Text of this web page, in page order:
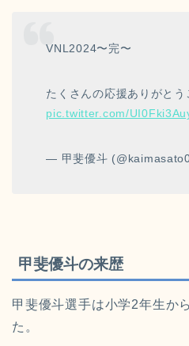
VNL2024〜完〜
たくさんの応援ありがとう
pic.twitter.com/
— 甲斐優斗
甲斐優斗の来歴
甲斐優斗選手は小学2年生か
た。